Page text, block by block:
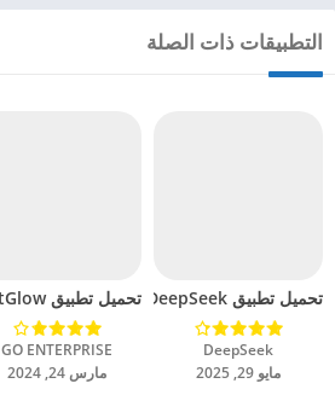
التطبيقات ذات الصلة
تحميل تطبيق DeepSeek مهكر للاندرويد 2025
DeepSeek‏
مايو 29, 2025
تحميل تطبيق BrightGlow مهكر للاندرويد 2024
GO ENTERPRISE‏
مارس 24, 2024